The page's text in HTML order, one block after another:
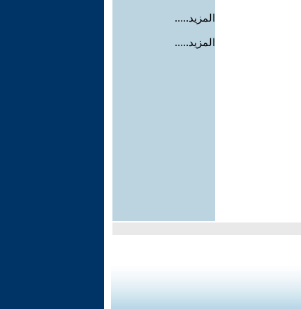
المزيد.....
المزيد.....